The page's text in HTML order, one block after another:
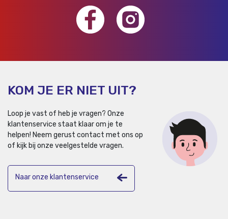
KOM JE ER NIET UIT?
Loop je vast of heb je vragen? Onze
klantenservice staat klaar om je te
helpen! Neem gerust contact met ons op
of kijk bij onze veelgestelde vragen.
Naar onze klantenservice